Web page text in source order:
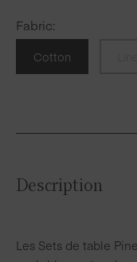
Fabric:
Cotton
Description
Les Sets de table